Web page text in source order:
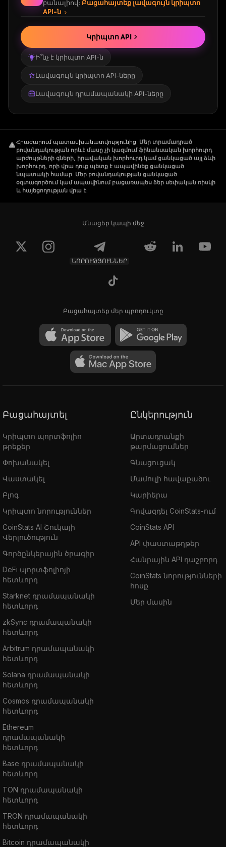
բանալիով։ Բացահայտեք լավագույն կրիպտո
API-ն
Ի՞նչ է կրիպտո API-ն
Լավագույն կրիպտո API-ները
Լավագույն դրամապանակի API-ները
Կրիպտո API
Հրաժարում պատասխանատվությունից. Մեր տրամադրած
բովանդակության որևէ մասը չի կազմում ֆինանսական խորհուրդ
արժույթների գների, իրավական խորհուրդ կամ ցանկացած այլ ձևի
խորհուրդ, որի վրա դուք պետք է ապավինեք ցանկացած
նպատակի համար: Մեր բովանդակության ցանկացած
օգտագործում կամ ապավինում բացառապես ձեր սեփական ռիսկի
և հայեցողության վրա է:
Մնացեք կապի մեջ
ՆՈՐՈՒԹՅՈՒՆՆԵՐ
Բացահայտեք մեր պրոդուկտը
Բացահայտել
Կրիպտո պորտֆոլիո
թրեքեր
Փոխանակել
Վաստակել
Բլոգ
Կրիպտո նորություններ
CoinStats AI Շուկայի
Վերլուծություն
Գործընկերային ծրագիր
DeFi պորտֆոլիոյի
հետևորդ
Starknet դրամապանակի
հետևորդ
zkSync դրամապանակի
հետևորդ
Arbitrum դրամապանակի
հետևորդ
Solana դրամապանակի
հետևորդ
Cosmos դրամապանակի
հետևորդ
Ethereum
դրամապանակի
հետևորդ
Base դրամապանակի
հետևորդ
TON դրամապանակի
հետևորդ
TRON դրամապանակի
հետևորդ
Bitcoin դրամապանակի
Ընկերություն
Արտադրանքի
թարմացումներ
Գնացուցակ
Մամուլի հավաքածու
Կարիերա
Գովազդել CoinStats-ում
CoinStats API
API փաստաթղթեր
Հանրային API դաշբորդ
CoinStats նորությունների
հոսք
Մեր մասին